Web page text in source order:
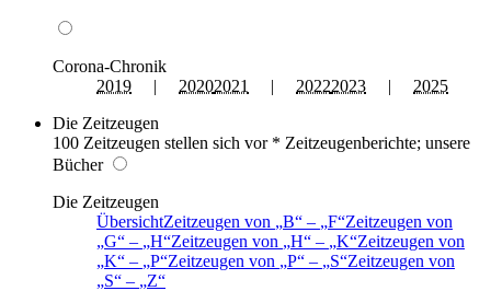
Corona-Chronik
2019 | 20202021 | 20222023 | 2025
Die Zeitzeugen
100 Zeitzeugen stellen sich vor * Zeitzeugenberichte; unsere
Bücher
Die Zeitzeugen
ÜbersichtZeitzeugen von B – F Zeitzeugen von
G
– H Zeitzeugen von H – K Zeitzeugen von
K
– P Zeitzeugen von P – S Zeitzeugen von
S
–
Z